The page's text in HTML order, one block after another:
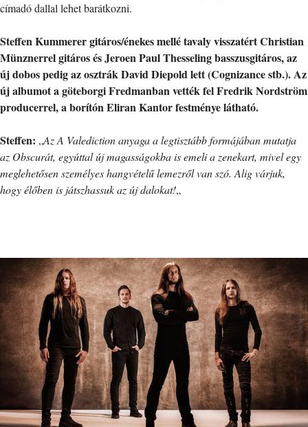
címadó dallal lehet barátkozni.
Steffen Kummerer gitáros/énekes mellé tavaly visszatért Christian
Münznerrel gitáros és Jeroen Paul Thesseling basszusgitáros, az
új dobos pedig az osztrák David Diepold lett (Cognizance stb.). Az
új albumot a göteborgi Fredmanban vették fel Fredrik Nordström
producerrel, a borítón Eliran Kantor festménye látható.
Steffen: „Az A Valediction anyaga a legtisztább formájában mutatja
az Obscurát, egyúttal új magasságokba is emeli a zenekart, mivel egy
meglehetősen személyes hangvételű lemezről van szó. Alig várjuk,
hogy élőben is játszhassuk az új dalokat!„